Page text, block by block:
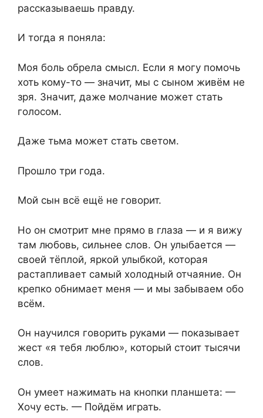
рассказываешь правду.
И тогда я поняла:
Моя боль обрела смысл. Если я могу помочь
хоть кому-то — значит, мы с сыном живём не
зря. Значит, даже молчание может стать
голосом.
Даже тьма может стать светом.
Прошло три года.
Мой сын всё ещё не говорит.
Но он смотрит мне прямо в глаза — и я вижу
там любовь, сильнее слов. Он улыбается —
своей тёплой, яркой улыбкой, которая
растапливает самый холодный отчаяние. Он
крепко обнимает меня — и мы забываем обо
всём.
Он научился говорить руками — показывает
жест «я тебя люблю», который стоит тысячи
слов.
Он умеет нажимать на кнопки планшета: —
Хочу есть. — Пойдём играть.